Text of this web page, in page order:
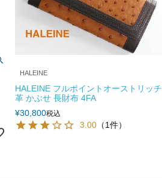
HALEINE
HALEINE フルポイントオーストリッ
革 かぶせ 長財布 4FA
¥30,800税込
3.00 （1件）